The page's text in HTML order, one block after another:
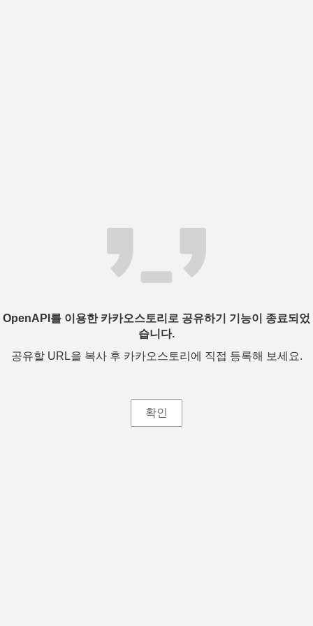
OpenAPI를 이용한 카카오스토리로 공유하기 기능이 종료되었
습니다.
공유할 URL을 복사 후 카카오스토리에 직접 등록해 보세요.
확인